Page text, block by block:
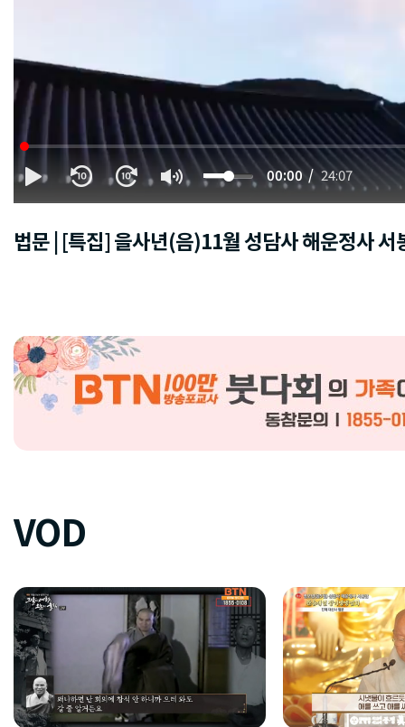
00:00 24:07
법문 | [특집] 을사년(음)11월 성담사 해운정사